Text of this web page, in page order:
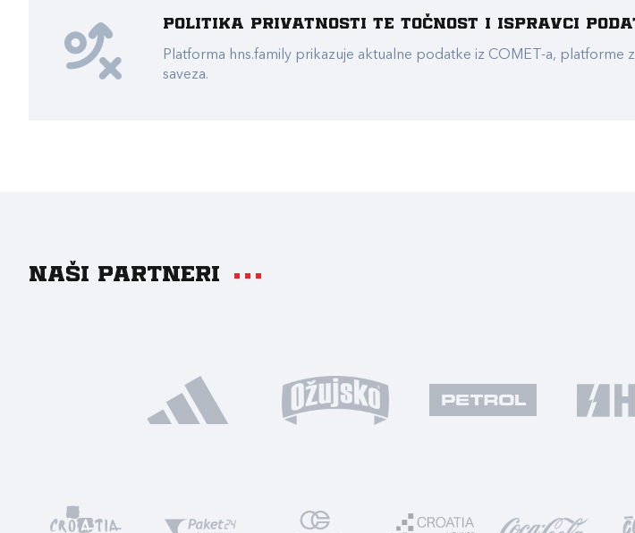
Politika privatnosti te točnost i ispravci
Platforma hns.family prikazuje aktualne podatke iz COMET-a,
saveza.
Naši partneri